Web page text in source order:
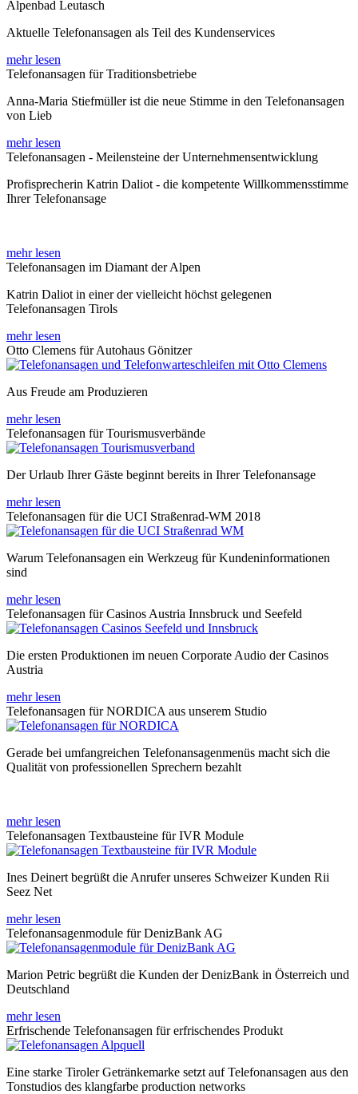
Alpenbad Leutasch
Aktuelle Telefonansagen als Teil des Kundenservices
mehr lesen
Telefonansagen für Traditionsbetriebe
Anna-Maria Stiefmüller ist die neue Stimme in den Telefonansagen
von Lieb
mehr lesen
Telefonansagen - Meilensteine der Unternehmensentwicklung
Profisprecherin Katrin Daliot - die kompetente Willkommensstimme
Ihrer Telefonansage
mehr lesen
Telefonansagen im Diamant der Alpen
Katrin Daliot in einer der vielleicht höchst gelegenen
Telefonansagen Tirols
mehr lesen
Otto Clemens für Autohaus Gönitzer
Aus Freude am Produzieren
mehr lesen
Telefonansagen für Tourismusverbände
Der Urlaub Ihrer Gäste beginnt bereits in Ihrer Telefonansage
mehr lesen
Telefonansagen für die UCI Straßenrad-WM 2018
Warum Telefonansagen ein Werkzeug für Kundeninformationen
sind
mehr lesen
Telefonansagen für Casinos Austria Innsbruck und Seefeld
Die ersten Produktionen im neuen Corporate Audio der Casinos
Austria
mehr lesen
Telefonansagen für NORDICA aus unserem Studio
Gerade bei umfangreichen Telefonansagenmenüs macht sich die
Qualität von professionellen Sprechern bezahlt
mehr lesen
Telefonansagen Textbausteine für IVR Module
Ines Deinert begrüßt die Anrufer unseres Schweizer Kunden Rii
Seez Net
mehr lesen
Telefonansagenmodule für DenizBank AG
Marion Petric begrüßt die Kunden der DenizBank in Österreich und
Deutschland
mehr lesen
Erfrischende Telefonansagen für erfrischendes Produkt
Eine starke Tiroler Getränkemarke setzt auf Telefonansagen aus den
Tonstudios des klangfarbe production networks